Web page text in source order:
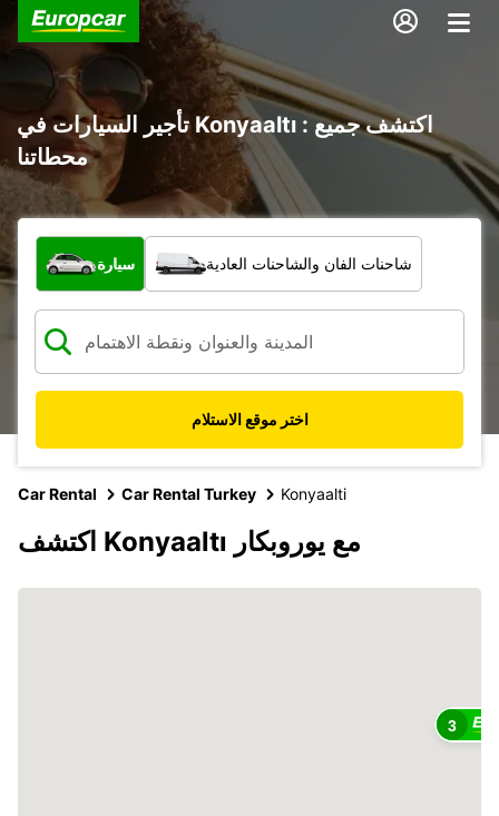
تأجير السيارات في Konyaaltı : اكتشف جميع
محطاتنا
ما نوع المركبة؟
سيارة شاحنات الفان والشاحنات العادية
اختر موقع الاستلام
Car Rental Car Rental Turkey Konyaalti
اكتشف Konyaaltı مع يوروبكار
3